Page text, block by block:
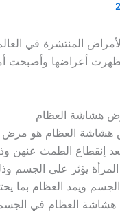
المنتشرة في
ظهرت أعراضها وأصبحت
هشاشة العظام
هشاشة العظام هو مرض
إنقطاع الطمث عنهن
يؤثر على الجسم
ويمد العظام بما
هشاشة العظام في